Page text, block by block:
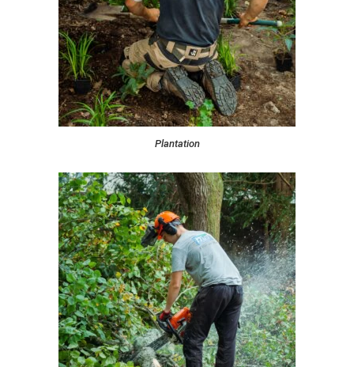
Plantation